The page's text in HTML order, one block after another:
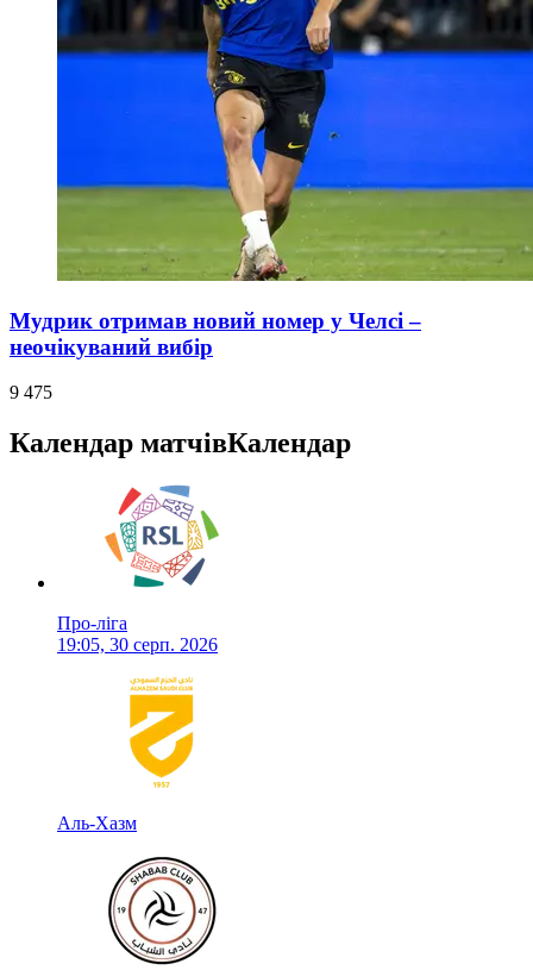
Мудрик отримав новий номер у Челсі –
неочікуваний вибір
9 475
Календар матчівКалендар
Про-ліга
19:05, 30 серп. 2026
Аль-Хазм